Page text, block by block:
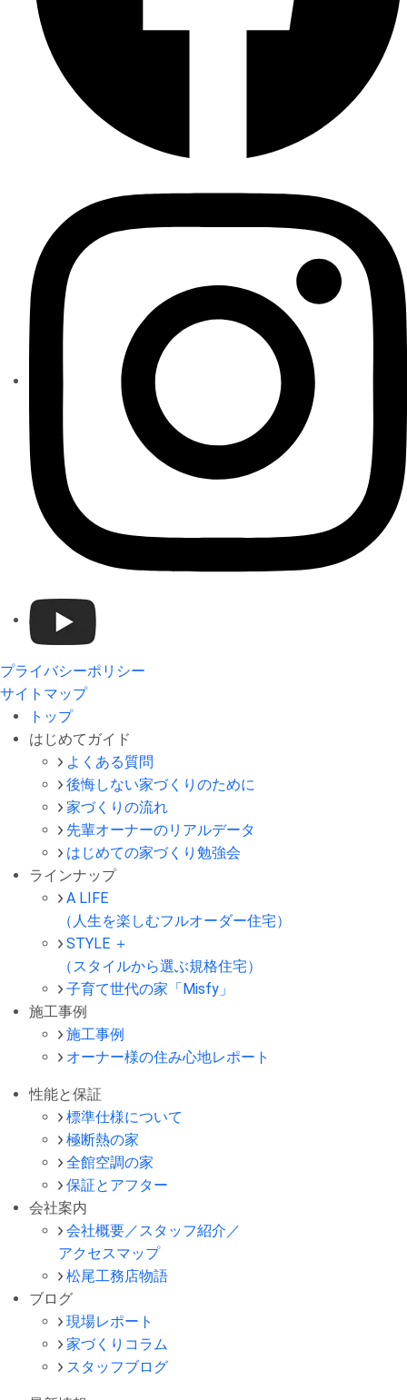
プライバシーポリシー
サイトマップ
トップ
はじめてガイド
よくある質問
後悔しない家づくりのために
家づくりの流れ
先輩オーナーのリアルデータ
はじめての家づくり勉強会
ラインナップ
A LIFE
（人生を楽しむフルオーダー住宅）
STYLE ＋
（スタイルから選ぶ規格住宅）
子育て世代の家「Misfy」
施工事例
施工事例
オーナー様の住み心地レポート
性能と保証
標準仕様について
極断熱の家
全館空調の家
保証とアフター
会社案内
会社概要／スタッフ紹介／
アクセスマップ
松尾工務店物語
ブログ
現場レポート
家づくりコラム
スタッフブログ